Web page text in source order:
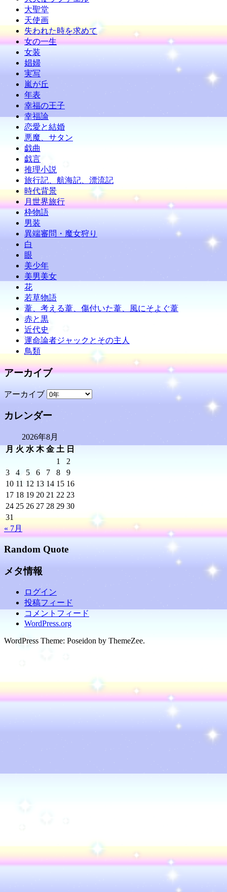
大聖堂
天使画
失われた時を求めて
女の一生
女装
娼婦
実写
嵐が丘
年表
幸福の王子
幸福論
恋愛と結婚
悪魔、サタン
戯曲
戯言
推理小説
旅行記、航海記、漂流記
時代背景
月世界旅行
枠物語
男装
異端審問・魔女狩り
白
眼
美少年
美男美女
花
若草物語
葦、考える葦、傷付いた葦、風にそよぐ葦
赤と黒
近代史
運命論者ジャックとその主人
鳥類
アーカイブ
アーカイブ
カレンダー
2026年8月
月 火 水 木 金 土 日
1
2
3
4 5 6 7 8
9
10 11 12 13 14 15 16
17 18 19 20 21 22 23
24 25 26 27 28 29 30
31
« 7月
Random Quote
メタ情報
ログイン
投稿フィード
コメントフィード
WordPress.org
WordPress Theme: Poseidon by ThemeZee.